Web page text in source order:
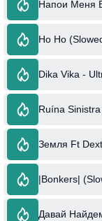
Напои Меня
Ho Ho
Dika Vika -
Ruína
Земля Ft
|Bonkers|
Давай